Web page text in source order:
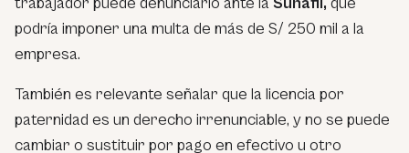
podría imponer una multa de más de S/ 250 mil a la
empresa.
También es relevante señalar que la licencia por
paternidad es un derecho irrenunciable, y no se puede
cambiar o sustituir por pago en efectivo u otro